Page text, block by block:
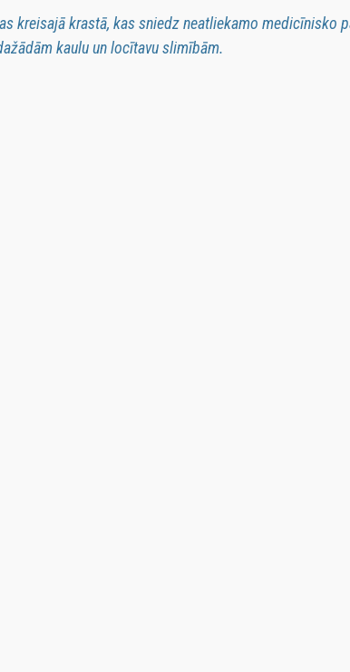
kreisajā krastā, kas sniedz neatliekamo medicīnisko
kaulu un locītavu slimībām.